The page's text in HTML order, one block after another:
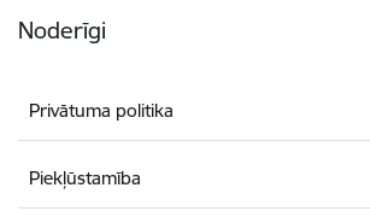
Noderīgi
Privātuma politika
Piekļūstamība